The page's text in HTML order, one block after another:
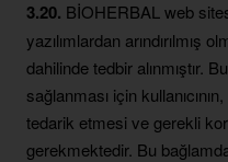
3.20. BİOHERBAL web
yazılımlardan arındırılmış
dahilinde tedbir alınmıştır.
sağlanması için
tedarik etmesi ve gerekli
gerekmektedir. Bu